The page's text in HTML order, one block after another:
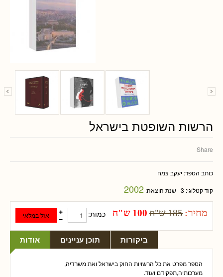
הרשות השופטת בישראל
Share
כותב הספר: יעקב צמח
קוד קטלוגי: 3 שנת הוצאה: 2002
מחיר: 185 ש"ח 100 ש"ח כמות:
אודות תוכן עניינים ביקורות
הספר מפרט את כל הרשויות החוק בישראל ואת משרדיה,
מערכותיה,תפקידם ועוד.